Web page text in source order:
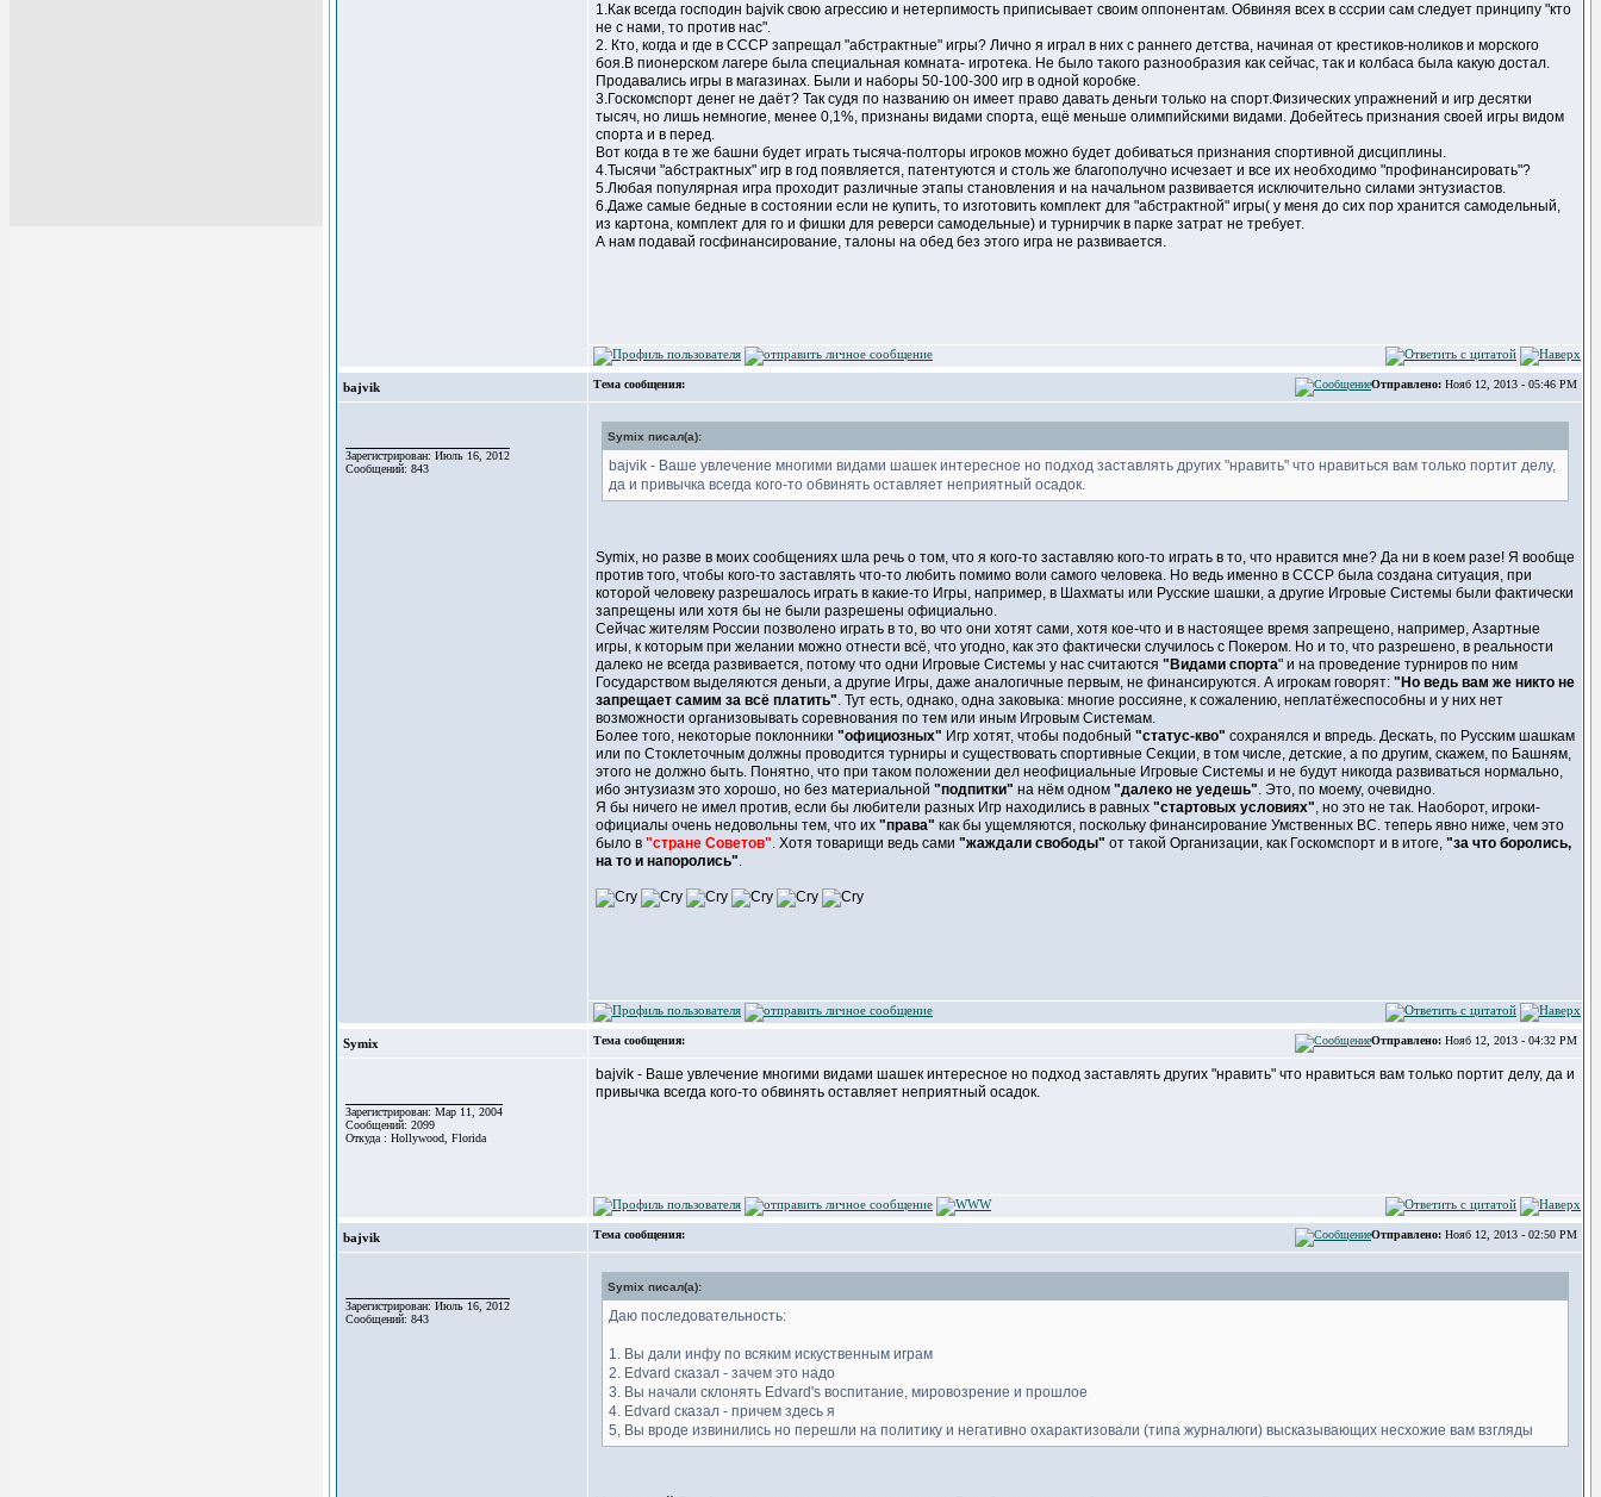
1.Как всегда господин bajvik свою агрессию и нетерпимость приписывает своим оппонентам. Обвиняя всех в сссрии сам следует принципу "кто
не с нами, то против нас".
2. Кто, когда и где в СССР запрещал "абстрактные" игры? Лично я играл в них с раннего детства, начиная от крестиков-ноликов и морского
боя.В пионерском лагере была специальная комната- игротека. Не было такого разнообразия как сейчас, так и колбаса была какую достал.
Продавались игры в магазинах. Были и наборы 50-100-300 игр в одной коробке.
3.Госкомспорт денег не даёт? Так судя по названию он имеет право давать деньги только на спорт.Физических упражнений и игр десятки
тысяч, но лишь немногие, менее 0,1%, признаны видами спорта, ещё меньше олимпийскими видами. Добейтесь признания своей игры видом
спорта и в перед.
Вот когда в те же башни будет играть тысяча-полторы игроков можно будет добиваться признания спортивной дисциплины.
4.Тысячи "абстрактных" игр в год появляется, патентуются и столь же благополучно исчезает и все их необходимо "профинансировать"?
5.Любая популярная игра проходит различные этапы становления и на начальном развивается исключительно силами энтузиастов.
6.Даже самые бедные в состоянии если не купить, то изготовить комплект для "абстрактной" игры( у меня до сих пор хранится самодельный,
из картона, комплект для го и фишки для реверси самодельные) и турнирчик в парке затрат не требует.
А нам подавай госфинансирование, талоны на обед без этого игра не развивается.
bajvik Тема сообщения: Отправлено: Нояб 12, 2013 - 05:46 PM
Зарегистрирован: Июль 16, 2012
Сообщений: 843
Symix писал(а):
bajvik - Ваше увлечение многими видами шашек интересное но подход заставлять других "нравить" что нравиться вам только портит делу,
да и привычка всегда кого-то обвинять оставляет неприятный осадок.
Symix, но разве в моих сообщениях шла речь о том, что я кого-то заставляю кого-то играть в то, что нравится мне? Да ни в коем разе! Я вообще
против того, чтобы кого-то заставлять что-то любить помимо воли самого человека. Но ведь именно в СССР была создана ситуация, при
которой человеку разрешалось играть в какие-то Игры, например, в Шахматы или Русские шашки, а другие Игровые Системы были фактически
запрещены или хотя бы не были разрешены официально.
Сейчас жителям России позволено играть в то, во что они хотят сами, хотя кое-что и в настоящее время запрещено, например, Азартные
игры, к которым при желании можно отнести всё, что угодно, как это фактически случилось с Покером. Но и то, что разрешено, в реальности
далеко не всегда развивается, потому что одни Игровые Системы у нас считаются "Видами спорта" и на проведение турниров по ним
Государством выделяются деньги, а другие Игры, даже аналогичные первым, не финансируются. А игрокам говорят: "Но ведь вам же никто не
запрещает самим за всё платить". Тут есть, однако, одна заковыка: многие россияне, к сожалению, неплатёжеспособны и у них нет
возможности организовывать соревнования по тем или иным Игровым Системам.
Более того, некоторые поклонники "официозных" Игр хотят, чтобы подобный "статус-кво" сохранялся и впредь. Дескать, по Русским шашкам
или по Стоклеточным должны проводится турниры и существовать спортивные Секции, в том числе, детские, а по другим, скажем, по Башням,
этого не должно быть. Понятно, что при таком положении дел неофициальные Игровые Системы и не будут никогда развиваться нормально,
ибо энтузиазм это хорошо, но без материальной "подпитки" на нём одном "далеко не уедешь". Это, по моему, очевидно.
Я бы ничего не имел против, если бы любители разных Игр находились в равных "стартовых условиях", но это не так. Наоборот, игроки-
официалы очень недовольны тем, что их "права" как бы ущемляются, поскольку финансирование Умственных ВС. теперь явно ниже, чем это
было в "стране Советов". Хотя товарищи ведь сами "жаждали свободы" от такой Организации, как Госкомспорт и в итоге, "за что боролись,
на то и напоролись".
Symix Тема сообщения: Отправлено: Нояб 12, 2013 - 04:32 PM
Зарегистрирован: Мар 11, 2004
Сообщений: 2099
Откуда : Hollywood, Florida
bajvik - Ваше увлечение многими видами шашек интересное но подход заставлять других "нравить" что нравиться вам только портит делу, да и
привычка всегда кого-то обвинять оставляет неприятный осадок.
bajvik Тема сообщения: Отправлено: Нояб 12, 2013 - 02:50 PM
Зарегистрирован: Июль 16, 2012
Сообщений: 843
Symix писал(а):
Даю последовательность:
1. Вы дали инфу по всяким искуственным играм
2. Еdvard сказал - зачем это надо
3. Вы начали склонять Еdvard's воспитание, мировозрение и прошлое
4. Еdvard сказал - причем здесь я
5, Вы вроде извинились но перешли на политику и негативно охарактизовали (типа журналюги) высказывающих несхожие вам взгляды